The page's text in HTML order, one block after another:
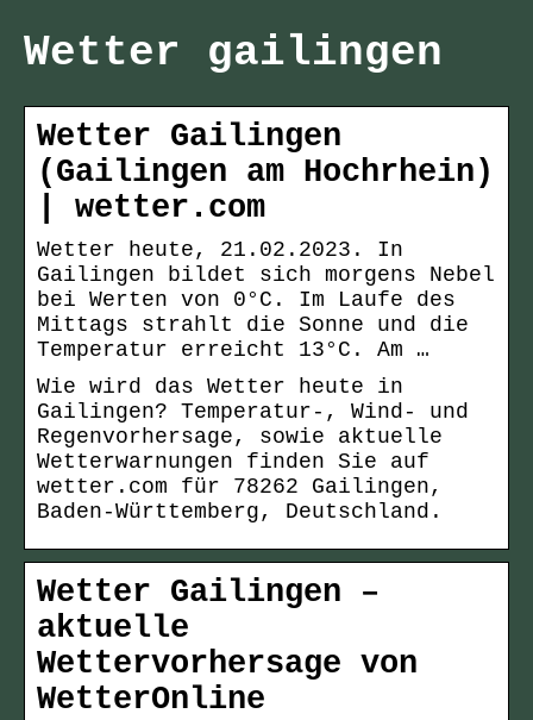
Wetter gailingen
Wetter Gailingen
(Gailingen am Hochrhein)
| wetter.com
Wetter heute, 21.02.2023. In
Gailingen bildet sich morgens Nebel
bei Werten von 0°C. Im Laufe des
Mittags strahlt die Sonne und die
Temperatur erreicht 13°C. Am …
Wie wird das Wetter heute in
Gailingen? Temperatur-, Wind- und
Regenvorhersage, sowie aktuelle
Wetterwarnungen finden Sie auf
wetter.com für 78262 Gailingen,
Baden-Württemberg, Deutschland.
Wetter Gailingen –
aktuelle
Wettervorhersage von
WetterOnline